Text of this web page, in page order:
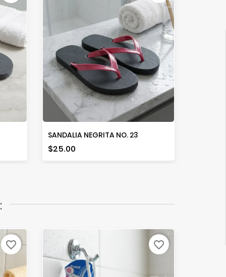
SANDALIA NEGRITA NO. 23
Precio
$25.00
favorite_border favorite_border